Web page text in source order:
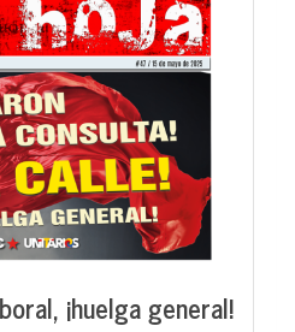
¡huelga general!